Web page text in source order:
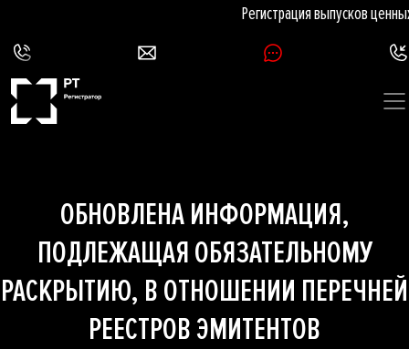
Регистрация выпусков
ОБНОВЛЕНА ИНФОРМАЦИЯ,
ПОДЛЕЖАЩАЯ ОБЯЗАТЕЛЬНОМУ
РАСКРЫТИЮ, В ОТНОШЕНИИ ПЕРЕЧНЕЙ
РЕЕСТРОВ ЭМИТЕНТОВ